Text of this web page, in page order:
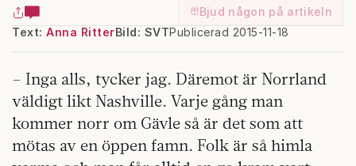
Bjud någon på artikeln
Text: Anna Ritter Publicerad 2015-11-18
Bild: SVT
– Inga alls, tycker jag. Däremot är Norrland
väldigt likt Nashville. Varje gång man
kommer norr om Gävle så är det som att
mötas av en öppen famn. Folk är så himla